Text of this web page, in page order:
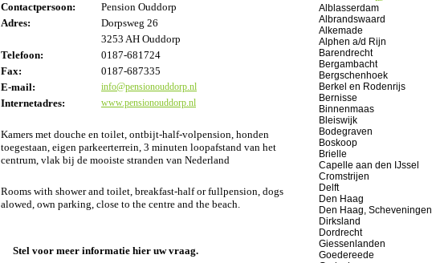
Contactpersoon:
Pension Ouddorp
Adres:
Dorpsweg 26
3253 AH Ouddorp
Telefoon:
0187-681724
Fax:
0187-687335
E-mail:
info@pensionouddorp.nl
Internetadres: www.pensionouddorp.nl
Kamers met douche en toilet, ontbijt-half-volpension, honden
toegestaan, eigen parkeerterrein, 3 minuten loopafstand van het
centrum, vlak bij de mooiste stranden van Nederland
Rooms with shower and toilet, breakfast-half or fullpension, dogs
alowed, own parking, close to the centre and the beach.
Stel voor meer informatie hier uw vraag.
Alblasserdam
Albrandswaard
Alkemade
Alphen a/d Rijn
Barendrecht
Bergambacht
Bergschenhoek
Berkel en Rodenrijs
Bernisse
Binnenmaas
Bleiswijk
Bodegraven
Boskoop
Brielle
Capelle aan den IJssel
Cromstrijen
Delft
Den Haag
Den Haag, Scheveningen
Dirksland
Dordrecht
Giessenlanden
Goedereede